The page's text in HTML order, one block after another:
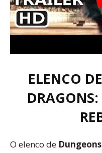
ELENCO
O elenco de